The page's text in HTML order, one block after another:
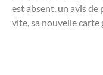
est absent, un avis de
vite, sa nouvelle carte